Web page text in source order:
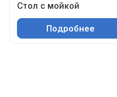
Стол с мойкой
Подробнее